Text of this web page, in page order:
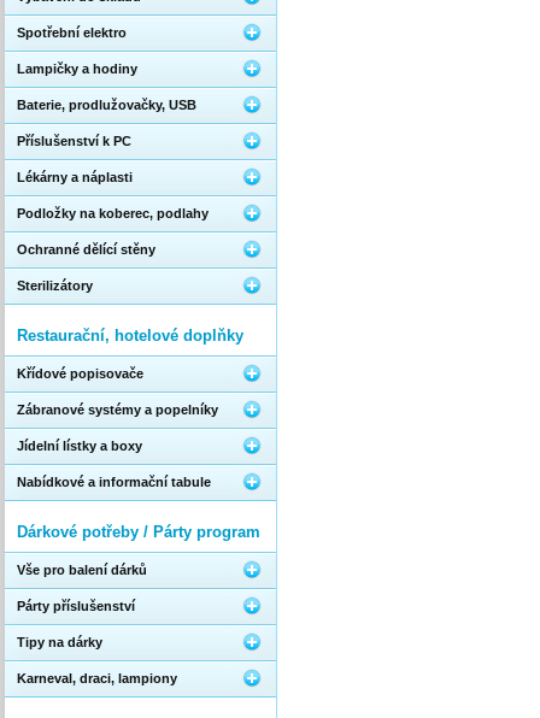
Spotřební elektro
Lampičky a hodiny
Baterie, prodlužovačky, USB
Příslušenství k PC
Lékárny a náplasti
Podložky na koberec, podlahy
Ochranné dělící stěny
Sterilizátory
Restaurační, hotelové doplňky
Křídové popisovače
Zábranové systémy a popelníky
Jídelní lístky a boxy
Nabídkové a informační tabule
Dárkové potřeby / Párty program
Vše pro balení dárků
Párty příslušenství
Tipy na dárky
Karneval, draci, lampiony